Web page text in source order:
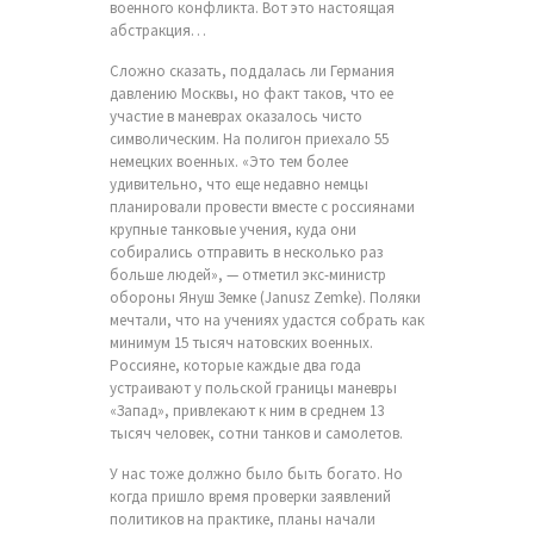
военного конфликта. Вот это настоящая
абстракция…
Сложно сказать, поддалась ли Германия
давлению Москвы, но факт таков, что ее
участие в маневрах оказалось чисто
символическим. На полигон приехало 55
немецких военных. «Это тем более
удивительно, что еще недавно немцы
планировали провести вместе с россиянами
крупные танковые учения, куда они
собирались отправить в несколько раз
больше людей», — отметил экс-министр
обороны Януш Земке (Janusz Zemke). Поляки
мечтали, что на учениях удастся собрать как
минимум 15 тысяч натовских военных.
Россияне, которые каждые два года
устраивают у польской границы маневры
«Запад», привлекают к ним в среднем 13
тысяч человек, сотни танков и самолетов.
У нас тоже должно было быть богато. Но
когда пришло время проверки заявлений
политиков на практике, планы начали